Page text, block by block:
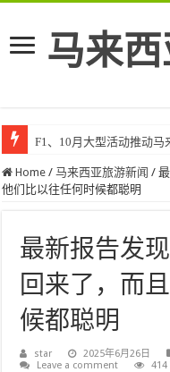
马来
F1、10月大型活动推动马
Home / 马来西亚旅游新闻 /
他们比以往任何时候都聪明
最新报告发
回来了，而
候都聪明
star 2025年6月26日
Leave a comment
414